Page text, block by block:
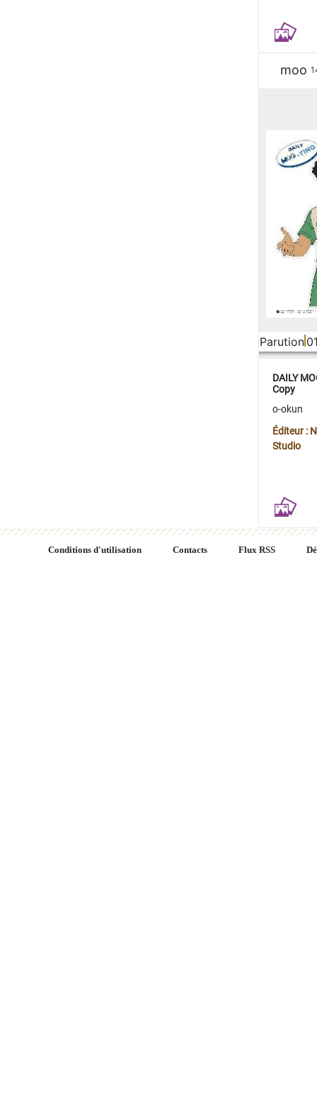
moo
Parution
DAILY
Copy
o-okun
Éditeur :
Studio
Conditions d'utilisation Contacts Flux RSS